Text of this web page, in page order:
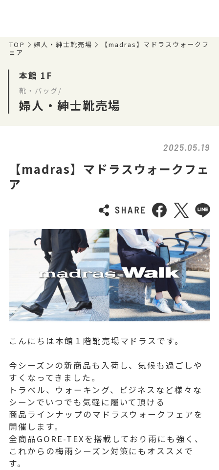
TOP 婦人・紳士靴売場
【madras】マドラスウォークフ
ェア
本館 1F
靴・バッグ/
婦人・紳士靴売場
2025.05.19
【madras】マドラスウォークフェ
ア
こんにちは本館１階靴売場マドラスです。
今シーズンの新商品も入荷し、気候も過ごしや
すくなってきました。
トラベル、ウォーキング、ビジネスなど様々な
シーンでいつでも気軽に履いて頂ける
商品ラインナップのマドラスウォークフェアを
開催します。
全商品GORE-TEXを搭載しており雨にも強く、
これからの梅雨シーズン対策にもオススメで
す。